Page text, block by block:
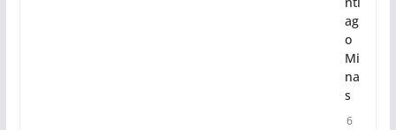
ag
o
Mi
na
s
6